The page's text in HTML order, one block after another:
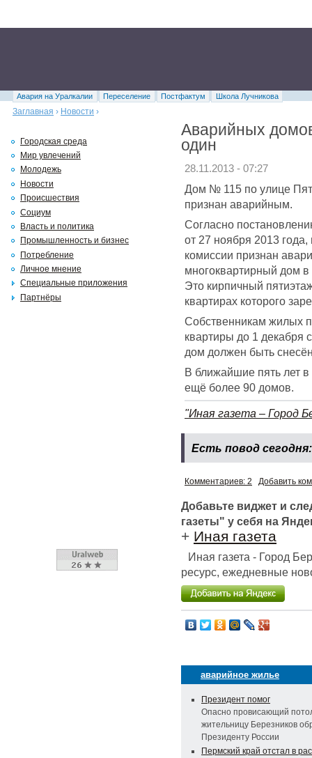
Авария на Уралкалии Переселение Постфактум
Школа Лучникова
Заглавная › Новости ›
Аварийных
один
28.11.2013 - 07:27
Дом № 115 по улице
признан аварийным.
Согласно
от 27 ноября 2013
комиссии признан
многоквартирный дом в
Это кирпичный
квартирах которого
Собственникам жилых
квартиры до 1 декабря
дом должен быть
В ближайшие пять лет в
ещё более 90 домов.
"Иная газета – Город
Есть повод
Комментариев: 2 Добавить
Добавьте виджет и
газеты" у себя на
+ Иная газета
Иная газета - Город
ресурс, ежедневные
аварийное жилье
Президент помог
Опасно провисающий
жительницу Березников
Президенту России
Пермский край отстал в
Городская среда
Мир увлечений
Молодежь
Новости
Происшествия
Социум
Власть и политика
Промышленность и бизнес
Потребление
Личное мнение
Специальные приложения
Партнёры